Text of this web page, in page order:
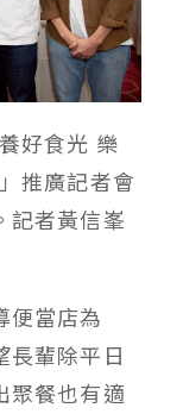
好食光 樂
推廣記者會
記者黃信峯
便當店為
長輩除平日
聚餐也有適